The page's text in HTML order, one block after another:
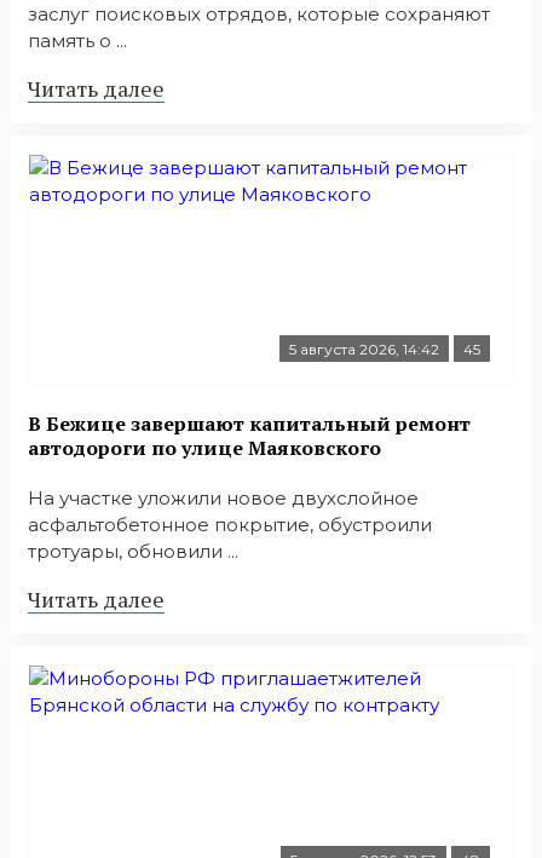
заслуг поисковых отрядов, которые сохраняют
память о ...
Читать далее
5 августа 2026, 14:42 45
В Бежице завершают капитальный ремонт
автодороги по улице Маяковского
На участке уложили новое двухслойное
асфальтобетонное покрытие, обустроили
тротуары, обновили ...
Читать далее